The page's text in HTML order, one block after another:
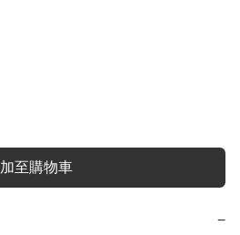
加至購物車
−